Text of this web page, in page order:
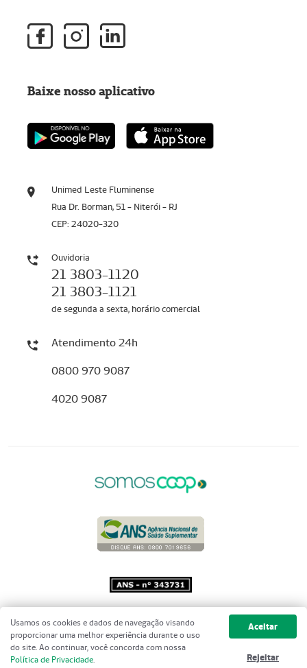
Unimed Leste Fluminense
Rua Dr. Borman, 51 - Niterói - RJ
CEP: 24020-320
Ouvidoria
21 3803-1120
21 3803-1121
de segunda a sexta, horário comercial
Atendimento 24h
0800 970 9087
4020 9087
Baixe nosso aplicativo
Copyright 2001 - 2026 Unimed do
Brasil - Todos os direitos reservados
Usamos os cookies e dados de navegação visando
proporcionar uma melhor experiência durante o uso
do site. Ao continuar, você concorda com nossa
Política de Privacidade.
Aceitar
Rejeitar